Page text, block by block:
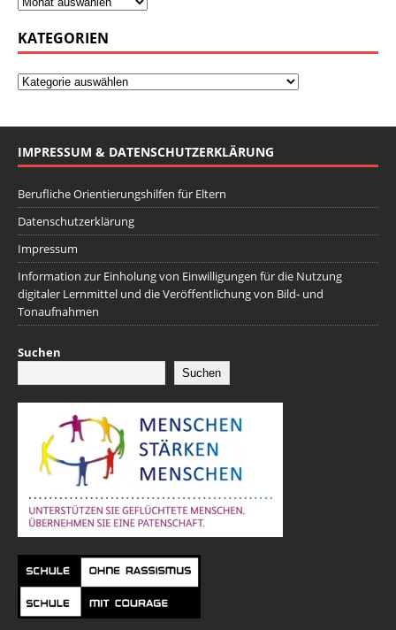
KATEGORIEN
IMPRESSUM & DATENSCHUTZERKLÄRUNG
Berufliche Orientierungshilfen für Eltern
Datenschutzerklärung
Impressum
Information zur Einholung von Einwilligungen für die Nutzung
digitaler Lernmittel und die Veröffentlichung von Bild- und
Tonaufnahmen
Suchen
Suchen